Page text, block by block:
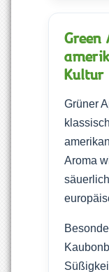
Green
Kultur
Grüner
Aroma